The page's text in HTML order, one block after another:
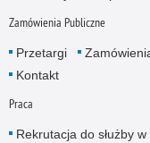
Zamówienia Publiczne
Przetargi
Kontakt
Praca
Rekrutacja do służby w